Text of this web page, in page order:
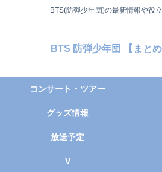
BTS(防弾少年団)の最新情報や役
BTS 防弾少年団 【まとめ
コンサート・ツアー
グッズ情報
放送予定
V